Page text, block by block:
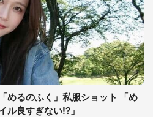
めるのふく」私服ショット 「め
ル良すぎない!?」